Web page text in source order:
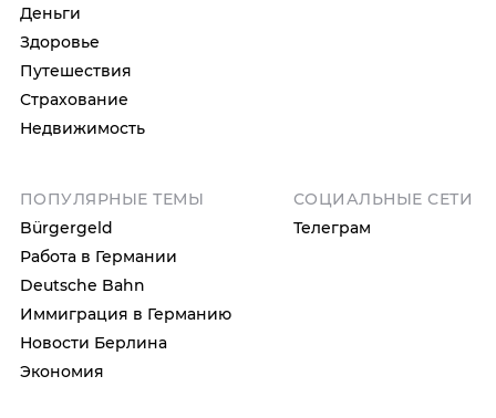
Деньги
Здоровье
Путешествия
Страхование
Недвижимость
ПОПУЛЯРНЫЕ ТЕМЫ
Bürgergeld
Работа в Германии
Deutsche Bahn
Иммиграция в Германию
Новости Берлина
Экономия
СОЦИАЛЬНЫЕ СЕТИ
Телеграм